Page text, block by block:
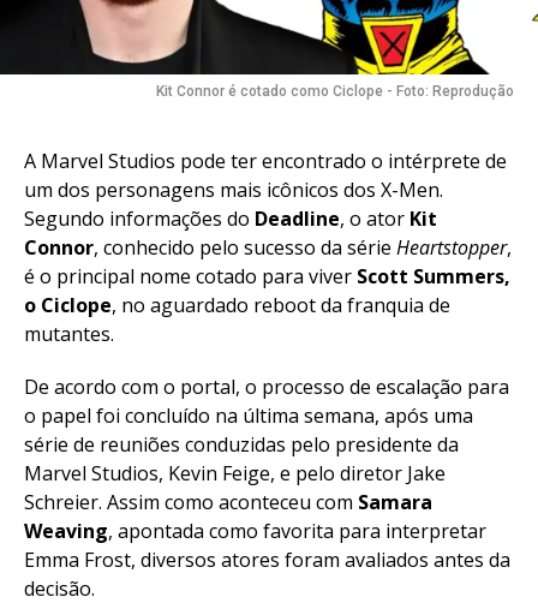
Kit Connor é cotado como Ciclope - Foto: Reprodução
A Marvel Studios pode ter encontrado o intérprete de
um dos personagens mais icônicos dos X-Men.
Segundo informações do Deadline, o ator Kit
Connor, conhecido pelo sucesso da série Heartstopper,
é o principal nome cotado para viver Scott Summers,
o Ciclope, no aguardado reboot da franquia de
mutantes.
De acordo com o portal, o processo de escalação para
o papel foi concluído na última semana, após uma
série de reuniões conduzidas pelo presidente da
Marvel Studios, Kevin Feige, e pelo diretor Jake
Schreier. Assim como aconteceu com Samara
Weaving, apontada como favorita para interpretar
Emma Frost, diversos atores foram avaliados antes da
decisão.
Reddit
Pinterest
Whatsapp
Email